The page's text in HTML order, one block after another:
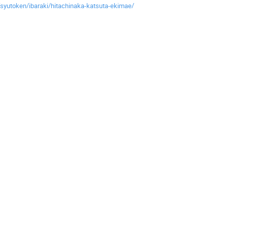
ibaraki/hitachinaka-katsuta-ekimae/